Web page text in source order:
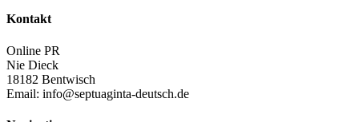
Kontakt
Online PR
Nie Dieck
18182 Bentwisch
Email: info@septuaginta-deutsch.de